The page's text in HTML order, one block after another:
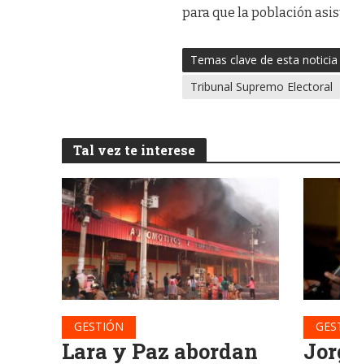
para que la población
Temas clave de esta noticia
Tribunal Supremo Electoral
Tal vez te interese
GESTIÓN
Lara y Paz abordan